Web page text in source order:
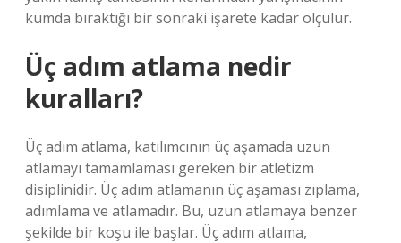
kumda bıraktığı bir sonraki işarete kadar ölçülür.
Üç adım atlama nedir
kuralları?
Üç adım atlama, katılımcının üç aşamada uzun
atlamayı tamamlaması gereken bir atletizm
disiplinidir. Üç adım atlamanın üç aşaması zıplama,
adımlama ve atlamadır. Bu, uzun atlamaya benzer
şekilde bir koşu ile başlar. Üç adım atlama,